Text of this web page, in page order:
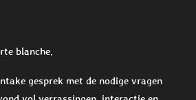
blanche.
gesprek met de nodige vragen